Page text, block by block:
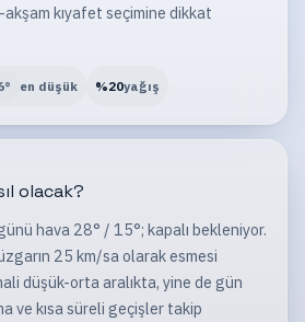
kıyafet seçimine dikkat
° en düşük %20yağış
olacak?
hava 28° / 15°; kapalı bekleniyor.
25 km/sa olarak esmesi
düşük-orta aralıkta, yine de gün
ve kısa süreli geçişler takip